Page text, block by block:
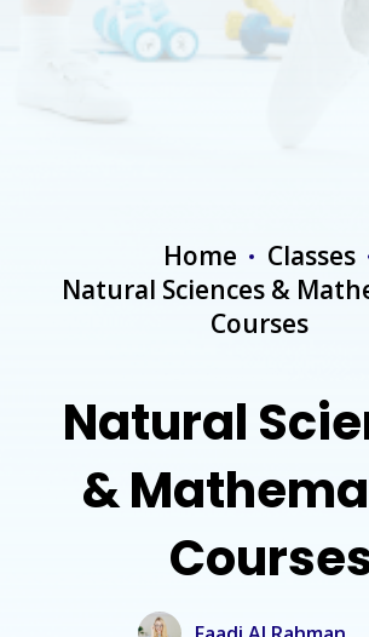
Home
Classes
Natural Sciences &
Courses
Natural
&